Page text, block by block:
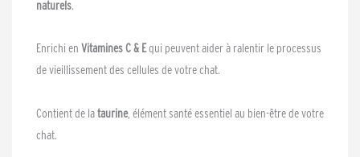
naturels.
Enrichi en Vitamines C & Equi peuvent aider à ralentir le processus
de vieillissement des cellules de votre chat.
Contient de lataurine, élément santé essentiel au bien-être de votre
chat.